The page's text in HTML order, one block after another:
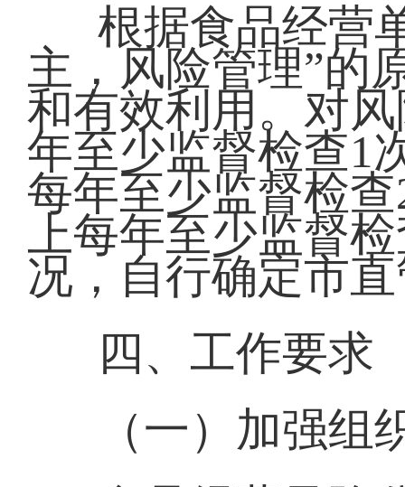
根据食品经营
主，风险管理”的
和有效利用。对
年至少监督检查1
每年至少监督检
上每年至少监督
况，自行确定市
四、工作要求
（一）加强组